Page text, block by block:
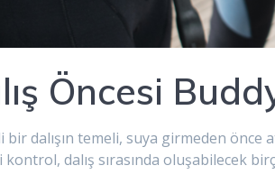
Öncesi
bir dalışın temeli, suya girmeden önce
dalış sırasında oluşabilecek